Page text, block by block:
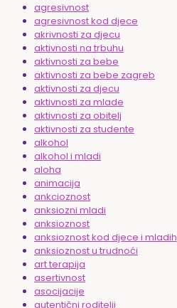
agresivnost
agresivnost kod djece
akrivnosti za djecu
aktivnosti na trbuhu
aktivnosti za bebe
aktivnosti za bebe zagreb
aktivnosti za djecu
aktivnosti za mlade
aktivnosti za obitelj
aktivnosti za studente
alkohol
alkohol i mladi
aloha
animacija
ankcioznost
anksiozni mladi
anksioznost
anksioznost kod djece i mladih
anksioznost u trudnoći
art terapija
asertivnost
asocijacije
autentični roditelji